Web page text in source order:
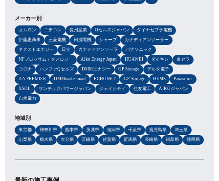
メーカー別
オムロン ニチコン 長州産業 Qセルズジャパン
ダイヤゼブラ電機
伊藤忠商事
三菱電機 田淵電機 シャープ
カナディアンソーラー
ネクストエナジー
日立 カナディアンソーラ
パナソニック
NFブロッサムテクノロジー
Aiko Energy Japan HUAWEI ダイキン
京セラ
コロナ
ハンファQセルズ DMMエナジー GP Storage
デルタ電子
AA PREMIER
DMMmake smart ECHONET GP-Storage HEMS
Panasonic
XSOL
サンテックパワージャパン ジェイシティ 住友電工
AIKOジャパン
自然電力
地域別
東京都 神奈川県 熊本県 茨城県 福岡県 千葉県 鹿児島県
埼玉県
山梨県
栃木県 大分県 宮崎県 佐賀県 群馬県 長崎県 福島県 静岡県